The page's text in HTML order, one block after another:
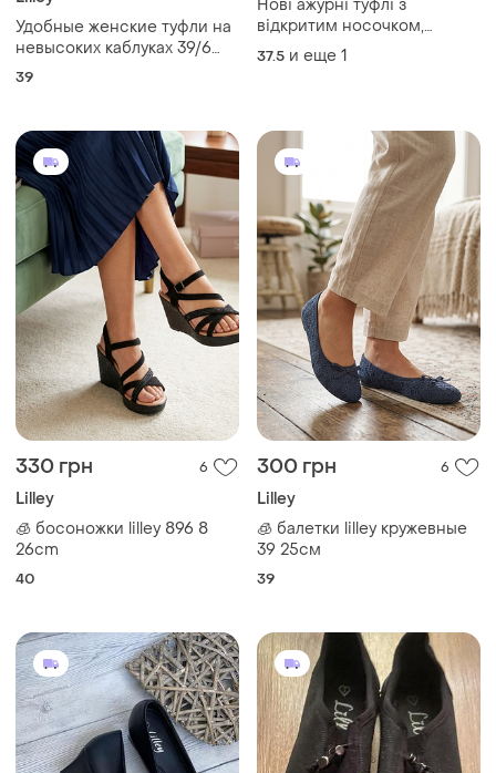
Удобные женские туфли на
невысоких каблуках 39/6
размера от бренда lilley
39
Нові ажурні туфлі з
відкритим носочком,
розмір 38
37.5 и еще 1
330 грн 6
Lilley
🧊 босоножки lilley 896 8
26cm
40
300 грн 6
Lilley
🧊 балетки lilley кружевные
39 25см
39